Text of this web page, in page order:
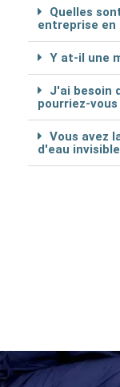
Quelles
entreprise en
Y at-il une
J'ai besoin
pourriez-
Vous avez
d'eau